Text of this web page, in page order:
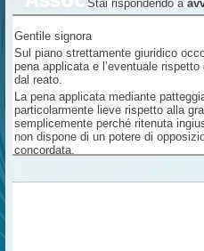
Stai rispondendo a
Gentile signora
Sul piano strettamente giuridico
pena applicata e l’eventuale
dal reato.
La pena applicata mediante
particolarmente lieve rispetto alla
semplicemente perché ritenuta
non dispone di un potere di
concordata.
Dal Suo racconto emerge infatti un